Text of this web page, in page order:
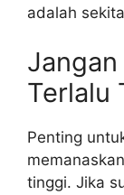
adalah
Terlalu
Penting
tinggi. Jika